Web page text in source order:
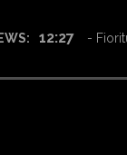
12:27 -